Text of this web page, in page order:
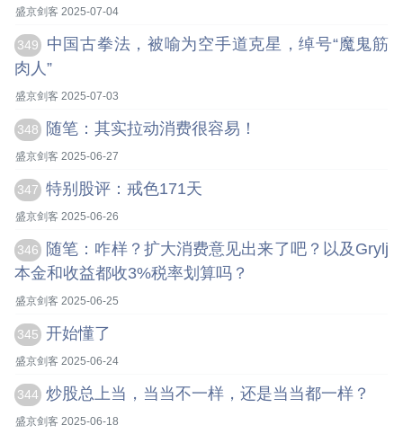
盛京剑客 2025-07-04
349
中国古拳法，被喻为空手道克星，绰号“魔鬼筋
肉人”
盛京剑客 2025-07-03
348 随笔：其实拉动消费很容易！
盛京剑客 2025-06-27
347 特别股评：戒色171天
盛京剑客 2025-06-26
346
随笔：咋样？扩大消费意见出来了吧？以及Grylj
本金和收益都收3%税率划算吗？
盛京剑客 2025-06-25
345 开始懂了
盛京剑客 2025-06-24
344 炒股总上当，当当不一样，还是当当都一样？
盛京剑客 2025-06-18